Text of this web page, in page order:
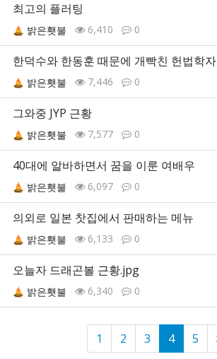
최고의 플러팅
밝은횃불 6,410 0
한덕수와 한동훈 때문에 개빡친 헌법학자
밝은횃불 7,446 0
그와중 JYP 근황
밝은횃불 7,577 0
40대에 알바하면서 꿈을 이룬 여배우
밝은횃불 6,097 0
의외로 일본 찻집에서 판매하는 메뉴
밝은횃불 6,133 0
오늘자 드래곤볼 근황.jpg
밝은횃불 6,340 0
1 2 3 4 5